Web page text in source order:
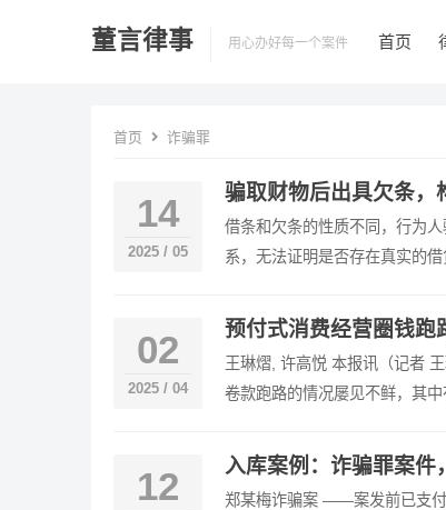
董言律事 用心办好每一个案件 首页
首页 诈骗罪
14
2025 / 05
骗取财物后出具欠条，
借条和欠条的性质不同，行为
系，无法证明是否存在真实的
02
2025 / 04
预付式消费经营圈钱跑
王琳熠, 许高悦 本报讯（记者
卷款跑路的情况屡见不鲜，其中
12 入库案例：诈骗罪案件
郑某梅诈骗案 ——案发前已支